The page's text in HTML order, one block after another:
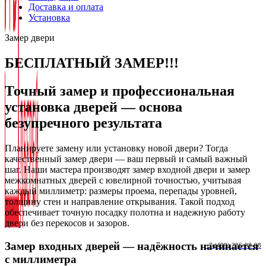
+7 (499) 286-98-98
Доставка и оплата
Установка
Замер двери
БЕСПЛАТНЫЙ ЗАМЕР!!!
Точный замер и профессиональная
установка дверей — основа
безупречного результата
Планируете замену или установку новой двери? Тогда
качественный замер двери — ваш первый и самый важный
шаг. Наши мастера производят замер входной двери и замер
межкомнатных дверей с ювелирной точностью, учитывая
каждый миллиметр: размеры проема, перепады уровней,
толщину стен и направление открывания. Такой подход
обеспечивает точную посадку полотна и надежную работу
двери без перекосов и зазоров.
Замер входных дверей — надёжность начинается
с миллиметра